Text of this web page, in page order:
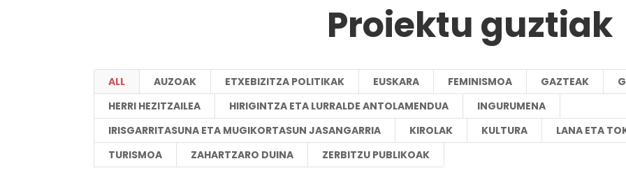
Proiektu guztiak
ALL AUZOAK ETXEBIZITZA POLITIKAK EUSKARA FEMINISMOA GAZTEAK
HERRI HEZITZAILEA
HIRIGINTZA ETA LURRALDE ANTOLAMENDUA
INGURUMENA
IRISGARRITASUNA ETA MUGIKORTASUN JASANGARRIA
KIROLAK KULTURA
LANA ETA
TURISMOA
ZAHARTZARO DUINA ZERBITZU PUBLIKOAK